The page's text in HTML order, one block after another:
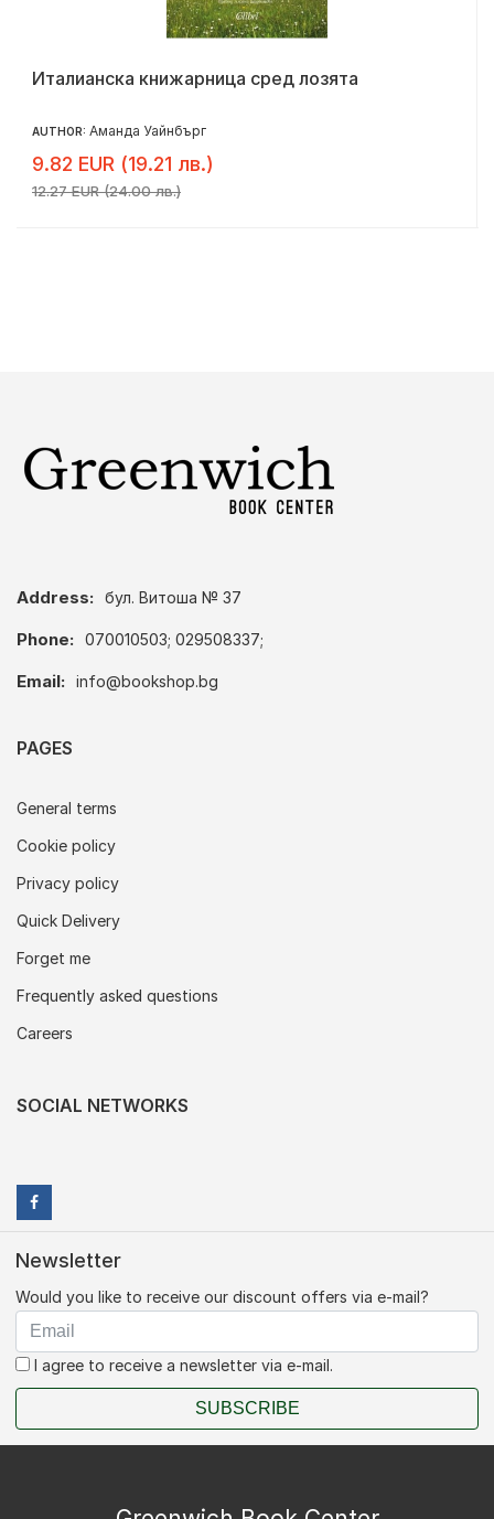
Италианска книжарница сред лозята
AUTHOR: Аманда Уайнбърг
9.82 EUR (19.21 лв.)
12.27 EUR (24.00 лв.)
Address: бул. Витоша № 37
Phone: 070010503; 029508337;
Email: info@bookshop.bg
PAGES
General terms
Cookie policy
Privacy policy
Quick Delivery
Forget me
Frequently asked questions
Careers
SOCIAL NETWORKS
Newsletter
Would you like to receive our discount offers via e-mail?
I agree to receive a newsletter via e-mail.
SUBSCRIBE